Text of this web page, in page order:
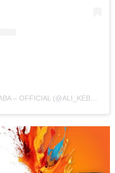
A POST SHARED BY ALI KEBABA – OFFICIAL (@ALI_KEBABA)